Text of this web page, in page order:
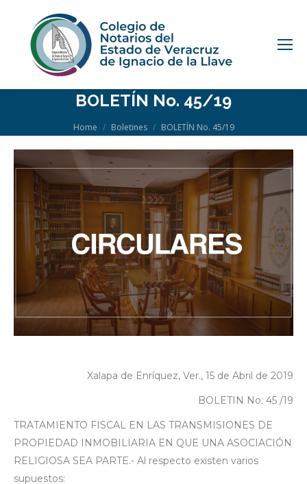
BOLETÍN No. 45/19
You are here:
Home Boletines BOLETÍN No. 45/19
Xalapa de Enríquez, Ver., 15 de Abril de 2019
BOLETIN No. 45 /19
TRATAMIENTO FISCAL EN LAS TRANSMISIONES DE
PROPIEDAD INMOBILIARIA EN QUE UNA ASOCIACIÓN
RELIGIOSA SEA PARTE.- Al respecto existen varios
supuestos: